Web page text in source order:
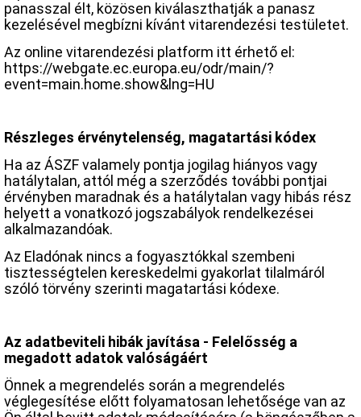
panasszal élt, közösen kiválaszthatják a panasz
kezelésével megbízni kívánt vitarendezési testületet.
Az online vitarendezési platform itt érhető el:
https://webgate.ec.europa.eu/odr/main/?
event=main.home.show&lng=HU
Részleges érvénytelenség, magatartási kódex
Ha az ÁSZF valamely pontja jogilag hiányos vagy
hatálytalan, attól még a szerződés további pontjai
érvényben maradnak és a hatálytalan vagy hibás rész
helyett a vonatkozó jogszabályok rendelkezései
alkalmazandóak.
Az Eladónak nincs a fogyasztókkal szembeni
tisztességtelen kereskedelmi gyakorlat tilalmáról
szóló törvény szerinti magatartási kódexe.
Az adatbeviteli hibák javítása - Felelősség a
megadott adatok valóságáért
Önnek a megrendelés során a megrendelés
véglegesítése előtt folyamatosan lehetősége van az